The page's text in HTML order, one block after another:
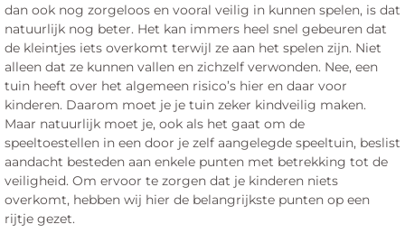
dan ook nog zorgeloos en vooral veilig in kunnen spelen, is dat
natuurlijk nog beter. Het kan immers heel snel gebeuren dat
de kleintjes iets overkomt terwijl ze aan het spelen zijn. Niet
alleen dat ze kunnen vallen en zichzelf verwonden. Nee, een
tuin heeft over het algemeen risico’s hier en daar voor
kinderen. Daarom moet je je tuin zeker kindveilig maken.
Maar natuurlijk moet je, ook als het gaat om de
speeltoestellen in een door je zelf aangelegde speeltuin, beslist
aandacht besteden aan enkele punten met betrekking tot de
veiligheid. Om ervoor te zorgen dat je kinderen niets
overkomt, hebben wij hier de belangrijkste punten op een
rijtje gezet.